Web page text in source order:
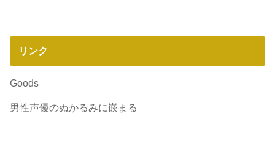
リンク
Goods
男性声優のぬかるみに嵌まる